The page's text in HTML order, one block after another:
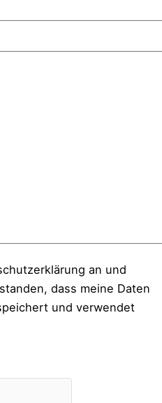
an und
dass meine Daten
und verwendet